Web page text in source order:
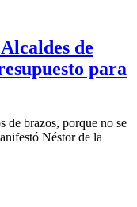
de
para
de brazos, porque no se
Néstor de la